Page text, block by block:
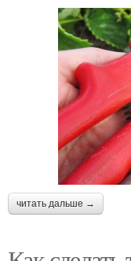
читать дальше →